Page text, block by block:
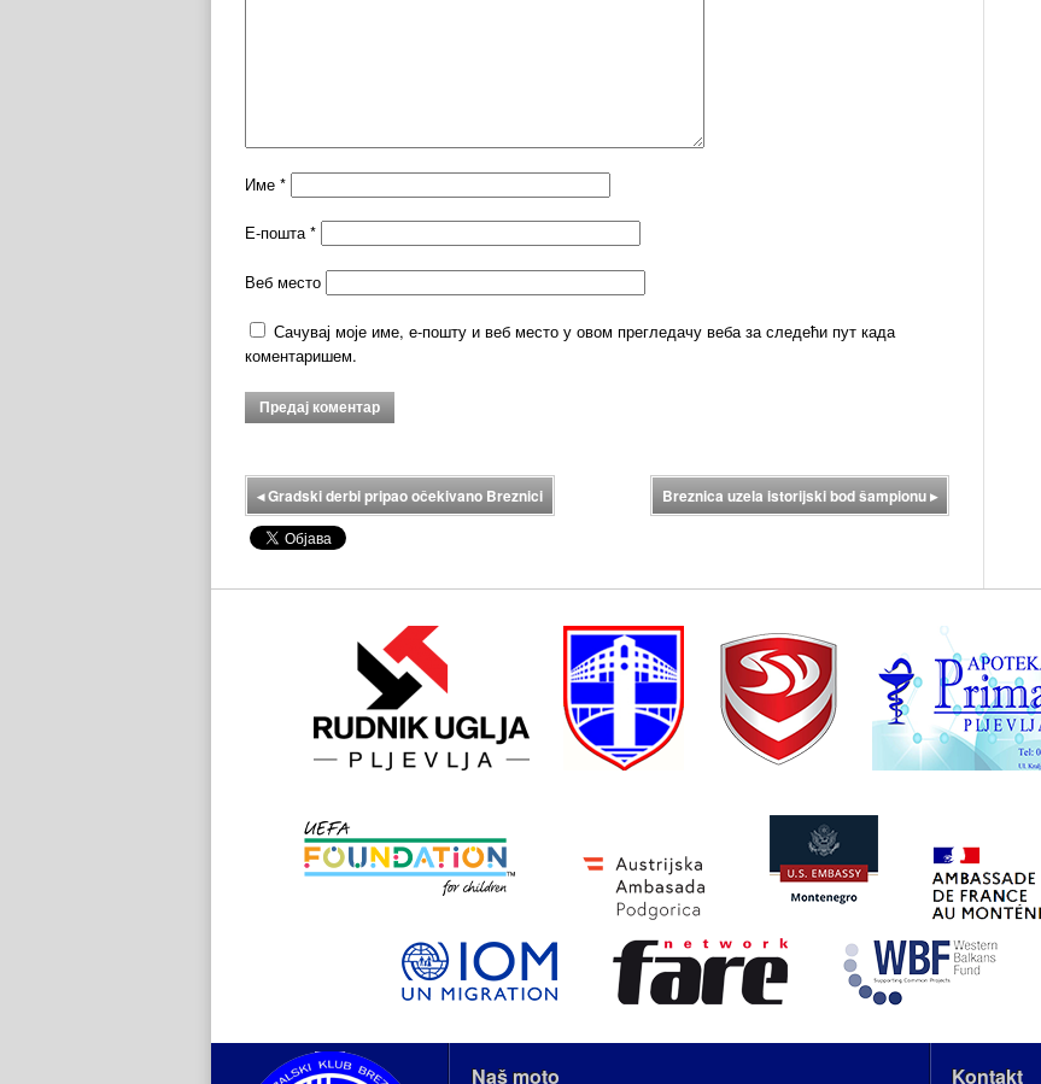
Име *
Е-пошта*
Веб место
Сачувај моје име, е-пошту и веб место у овом прегледачу веба за следећи пут када
коментаришем.
◂Gradski derbi pripao očekivano Breznici Breznica uzela istorijski bod šampionu▸
Naš moto Kontakt